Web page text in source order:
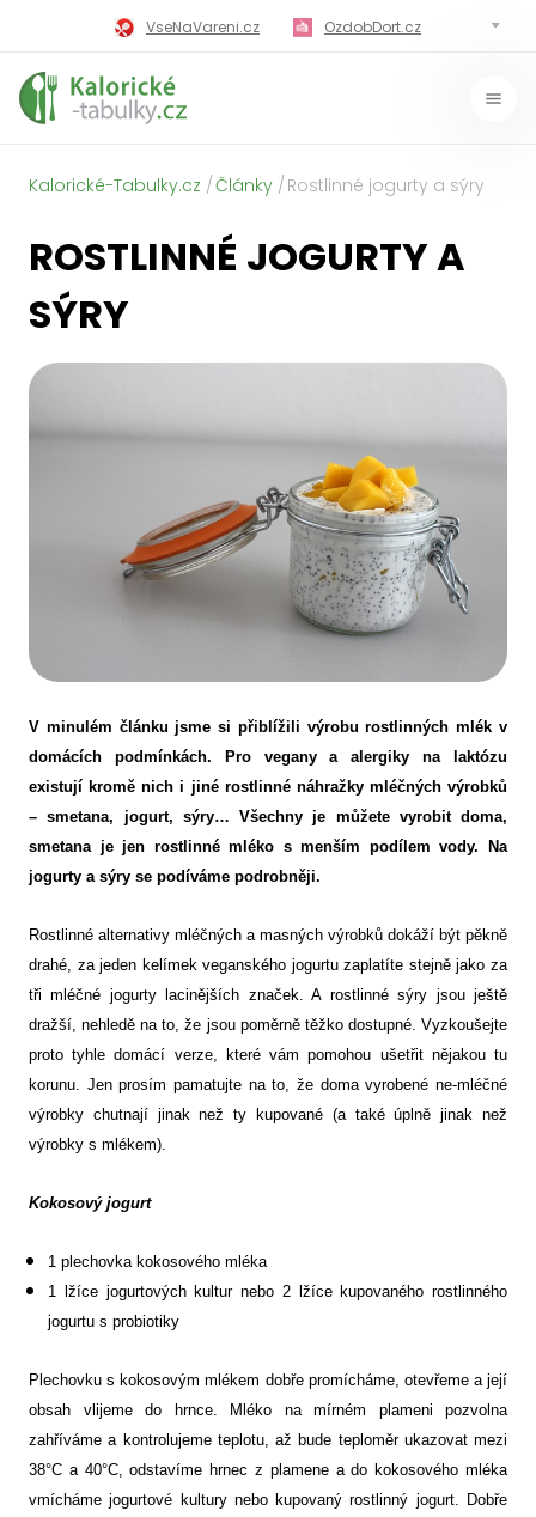
VseNaVareni.cz OzdobDort.cz
MilujiVareni.cz
MilujiCokoladu.cz MilujiVanoce.cz
MilujiZavarovani.cz MilujiVelikonoce.cz
MilujiZmrzlinu.cz
Kalorické-Tabulky.cz Články Rostlinné jogurty a sýry
ROSTLINNÉ JOGURTY A
SÝRY
V minulém článku jsme si přiblížili výrobu rostlinných mlék v
domácích podmínkách. Pro vegany a alergiky na laktózu
existují kromě nich i jiné rostlinné náhražky mléčných výrobků
– smetana, jogurt, sýry… Všechny je můžete vyrobit doma,
smetana je jen rostlinné mléko s menším podílem vody. Na
jogurty a sýry se podíváme podrobněji.
Rostlinné alternativy mléčných a masných výrobků dokáží být pěkně
drahé, za jeden kelímek veganského jogurtu zaplatíte stejně jako za
tři mléčné jogurty lacinějších značek. A rostlinné sýry jsou ještě
dražší, nehledě na to, že jsou poměrně těžko dostupné. Vyzkoušejte
proto tyhle domácí verze, které vám pomohou ušetřit nějakou tu
korunu. Jen prosím pamatujte na to, že doma vyrobené ne-mléčné
výrobky chutnají jinak než ty kupované (a také úplně jinak než
výrobky s mlékem).
Kokosový jogurt
1 plechovka kokosového mléka
1 lžíce jogurtových kultur nebo 2 lžíce kupovaného rostlinného
jogurtu s probiotiky
Plechovku s kokosovým mlékem dobře promícháme, otevřeme a její
obsah vlijeme do hrnce. Mléko na mírném plameni pozvolna
zahříváme a kontrolujeme teplotu, až bude teploměr ukazovat mezi
38°C a 40°C, odstavíme hrnec z plamene a do kokosového mléka
vmícháme jogurtové kultury nebo kupovaný rostlinný jogurt. Dobře